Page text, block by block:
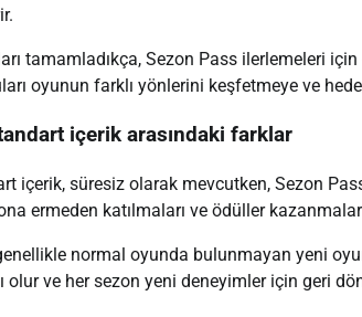
tamamladıkça, Sezon Pass ilerlemeleri
oyunun farklı yönlerini keşfetmeye ve
içerik arasındaki farklar
içerik, süresiz olarak mevcutken, Sezon
ermeden katılmaları ve ödüller
normal oyunda bulunmayan yeni
olur ve her sezon yeni deneyimler için geri